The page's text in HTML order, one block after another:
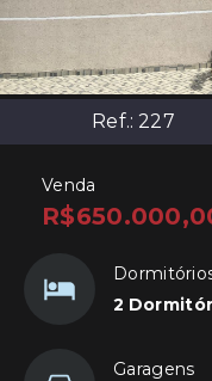
Ref.: 227
Venda
2
Garagens